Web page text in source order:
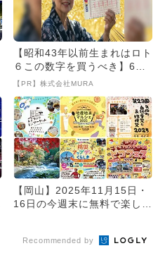
【昭和43年以前生まれはロト
６この数字を買うべき】6つ
の数字が「完全一致」する
【PR】株式会社MURA
【岡山】2025年11月15日・
16日の今週末に無料で楽しめ
Recommended by